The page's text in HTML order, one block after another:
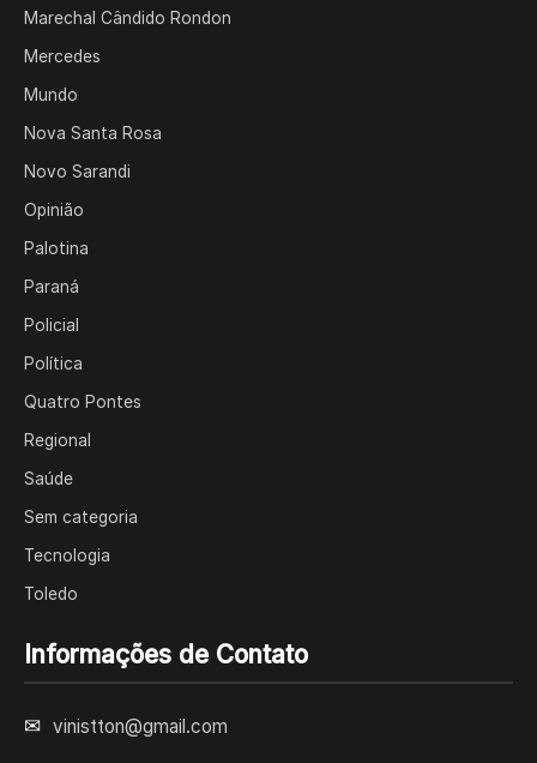
Marechal Cândido Rondon
Mercedes
Mundo
Nova Santa Rosa
Novo Sarandi
Opinião
Palotina
Paraná
Policial
Política
Quatro Pontes
Regional
Saúde
Sem categoria
Tecnologia
Toledo
Informações de Contato
✉ vinistton@gmail.com